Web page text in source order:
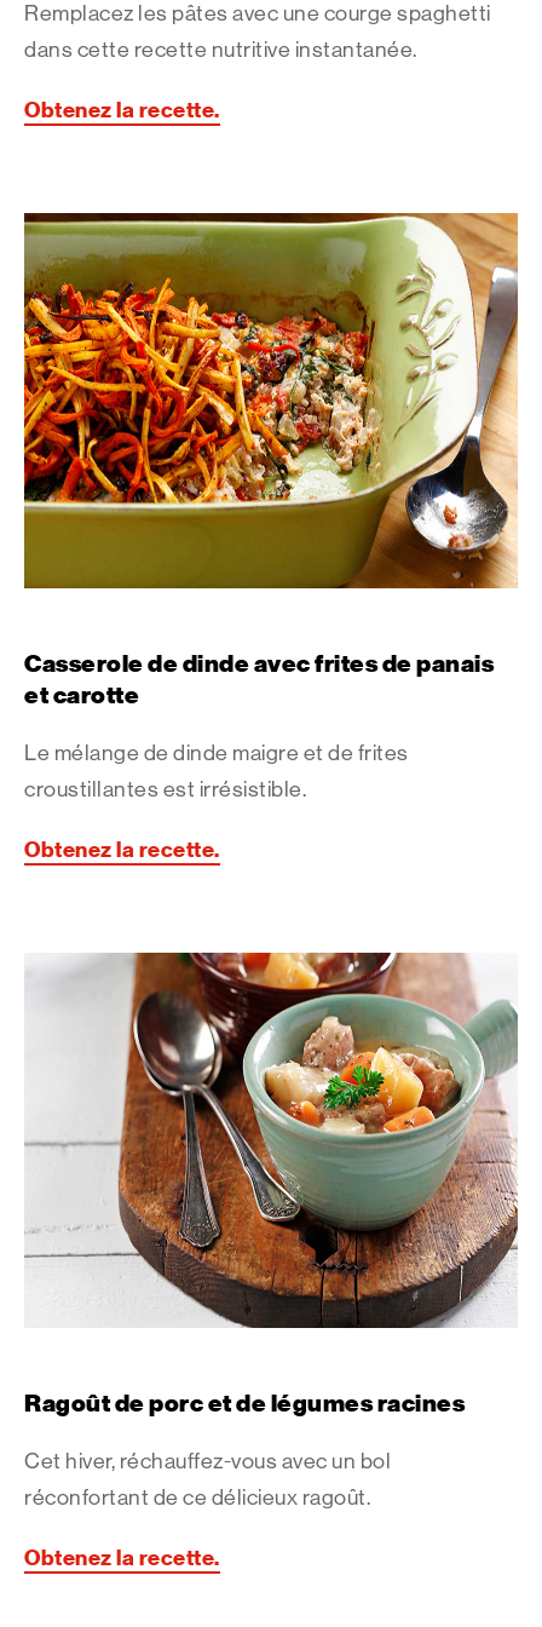
Remplacez les pâtes avec une courge spaghetti
dans cette recette nutritive instantanée.
Obtenez la recette.
Casserole de dinde avec frites de panais
et carotte
Le mélange de dinde maigre et de frites
croustillantes est irrésistible.
Obtenez la recette.
Ragoût de porc et de légumes racines
Cet hiver, réchauffez-vous avec un bol
réconfortant de ce délicieux ragoût.
Obtenez la recette.